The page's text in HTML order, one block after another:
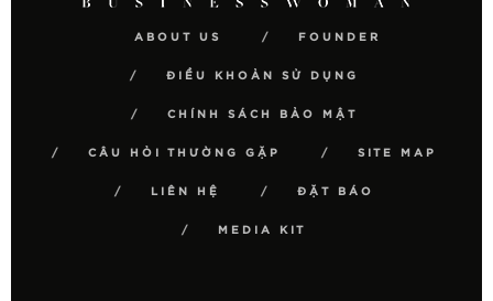
ABOUT US FOUNDER
ĐIỀU KHOẢN SỬ DỤNG
CHÍNH SÁCH BẢO MẬT
CÂU HỎI THƯỜNG GẶP SITE MAP
LIÊN HỆ ĐẶT BÁO
MEDIA KIT